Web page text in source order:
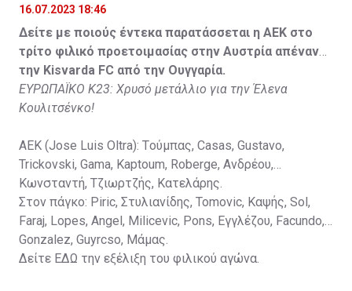
Στον πάγκο: Petkovic, Cipetic, Kovasic, Jovicic, Szeles,
Vida, Otvos, Lucas, Camas, Mesanovic.
16.07.2023 18:46
Δείτε με ποιούς έντεκα παρατάσσεται η ΑΕΚ στο
τρίτο φιλικό προετοιμασίας στην Αυστρία απέναντι
την Kisvarda FC από την Ουγγαρία.
ΕΥΡΩΠΑΪΚΟ Κ23: Χρυσό μετάλλιο για την Έλενα
Κουλιτσένκο!
ΑΕΚ (Jose Luis Oltra): Tούμπας, Casas, Gustavo,
Trickovski, Gama, Κaptoum, Roberge, Aνδρέου,
Κωνσταντή, Τζιωρτζής, Κατελάρης.
Στον πάγκο: Piric, Στυλιανίδης, Tomovic, Καψής, Sol,
Faraj, Lopes, Angel, Milicevic, Pons, Εγγλέζου, Facundo,
Gonzalez, Guyrcso, Μάμας.
Δείτε ΕΔΩ την εξέλιξη του φιλικού αγώνα.